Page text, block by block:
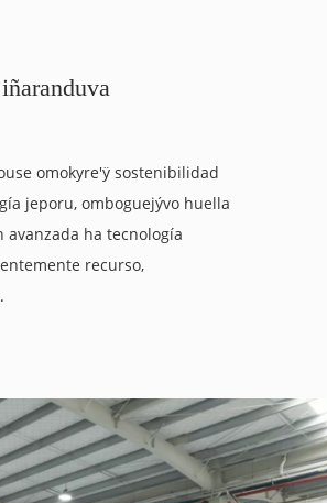
omokyre'ÿ sostenibilidad
jeporu, omboguejývo huella
ha tecnología
recurso,